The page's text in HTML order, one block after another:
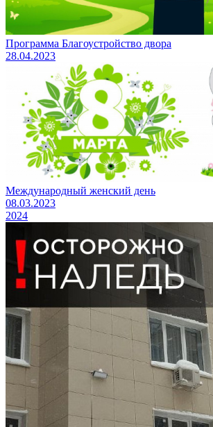
Программа Благоустройство двора
28.04.2023
Международный женский день
08.03.2023
2024